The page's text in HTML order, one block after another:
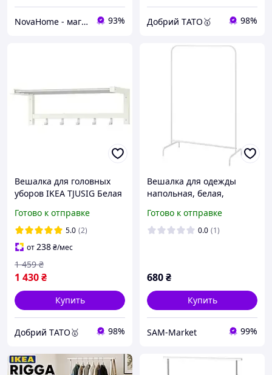
NovaHome - магазин товарів для дому і не тільки 93% Добрий TАТО🥇 98%
Вешалка для головных
уборов IKEA TJUSIG Белая
Готово к отправке
5.0 (2)
от238₴/мес
1 430₴
1 459 ₴
Купить
Добрий TАТО🥇 98%
Вешалка для одежды
напольная, белая,
601.794.34
Готово к отправке
0.0 (1)
680₴
Купить
SAM-Market 99%